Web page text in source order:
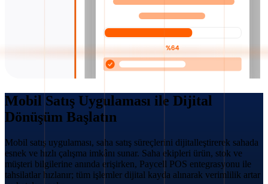
Mobil Satış Uygulaması ile Dijital
Dönüşüm Başlatın
Mobil satış uygulaması, saha satış süreçlerini dijitalleştirerek sahada
esnek ve hızlı çalışma imkânı sunar. Saha ekipleri ürün, stok ve
müşteri bilgilerine anında erişirken, Paycell POS entegrasyonu ile
tahsilatlar hızlanır; tüm işlemler dijital kayda alınarak verimlilik artar